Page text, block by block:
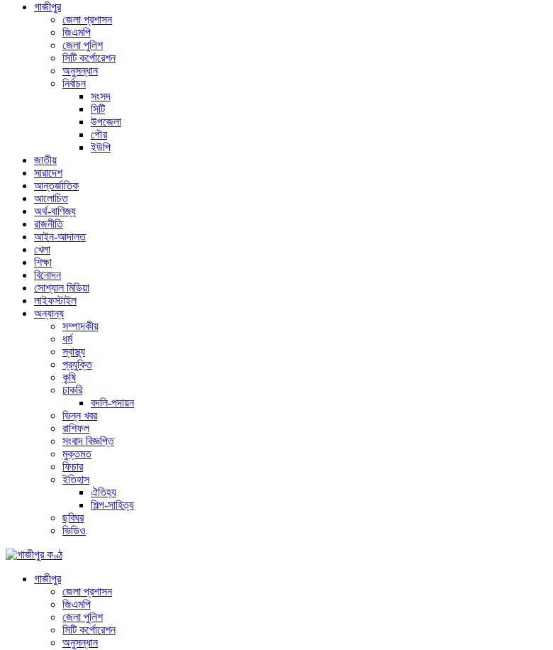
গাজীপুর
জেলা প্রশাসন
জিএমপি
জেলা পুলিশ
সিটি কর্পোরেশন
অনুসন্ধান
নির্বাচন
সংসদ
সিটি
উপজেলা
পৌর
ইউপি
জাতীয়
সারাদেশ
আন্তর্জাতিক
আলোচিত
অর্থ-বাণিজ্য
রাজনীতি
আইন-আদালত
খেলা
শিক্ষা
বিনোদন
সোশ্যাল মিডিয়া
লাইফস্টাইল
অন্যান্য
সম্পাদকীয়
ধর্ম
স্বাস্থ্য
প্রযুক্তি
কৃষি
চাকরি
বদলি-পদায়ন
ভিন্ন খবর
রাশিফল
সংবাদ বিজ্ঞপ্তি
মুক্তমত
ফিচার
ইতিহাস
ঐতিহ্য
শিল্প-সাহিত্য
ছবিঘর
ভিডিও
গাজীপুর
জেলা প্রশাসন
জিএমপি
জেলা পুলিশ
সিটি কর্পোরেশন
অনুসন্ধান